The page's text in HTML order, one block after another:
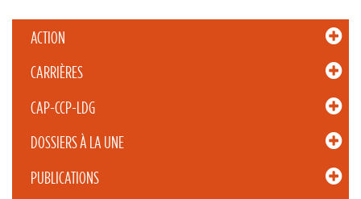
ACTION
CARRIÈRES
CAP-CCP-LDG
DOSSIERS À LA UNE
PUBLICATIONS